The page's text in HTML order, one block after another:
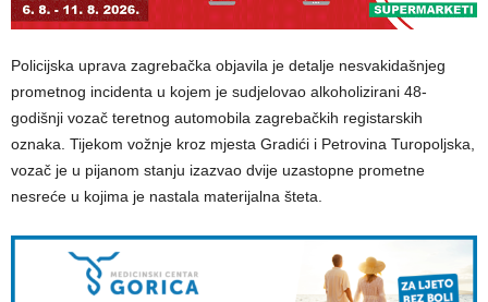
Policijska uprava zagrebačka objavila je detalje nesvakidašnjeg
prometnog incidenta u kojem je sudjelovao alkoholizirani 48-
godišnji vozač teretnog automobila zagrebačkih registarskih
oznaka. Tijekom vožnje kroz mjesta Gradići i Petrovina Turopoljska,
vozač je u pijanom stanju izazvao dvije uzastopne prometne
nesreće u kojima je nastala materijalna šteta.